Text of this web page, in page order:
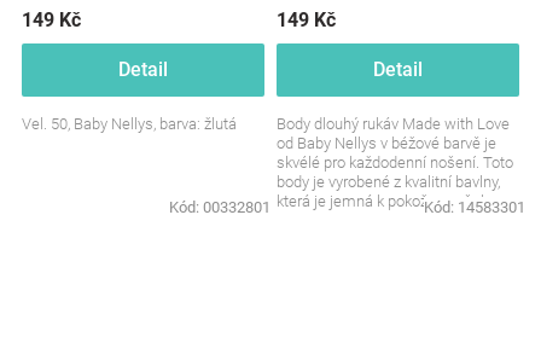
149 Kč
Detail
Vel. 50, Baby Nellys, barva: žlutá
Kód: 00332801
149 Kč
Detail
Body dlouhý rukáv Made with Love
od Baby Nellys v béžové barvě je
skvélé pro každodenní nošení. Toto
body je vyrobené z kvalitní bavlny,
která je jemná k pokožce vašeho
Kód: 14583301